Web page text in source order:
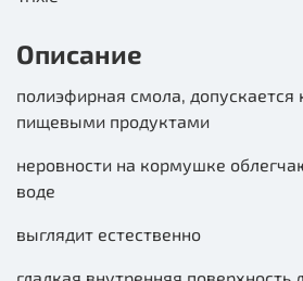
Описание
полиэфирная смола, допускается
пищевыми продуктами
неровности на кормушке
воде
выглядит естественно